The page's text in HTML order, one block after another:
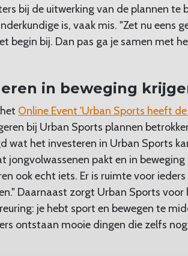
bij de uitwerking van de plannen te
is, vaak mis. "Zet nu eens
begin bij. Dan pas ga je samen met
in beweging
Online Event 'Urban Sports heeft
bij Urban Sports plannen
wat het investeren in Urban Sports
jongvolwassenen pakt en in
ook echt iets. Er is ruimte voor
Daarnaast zorgt Urban Sports
je hebt sport en bewegen te
ontstaan mooie dingen die zelfs